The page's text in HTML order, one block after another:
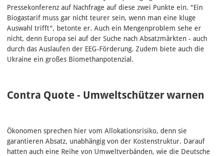
Pressekonferenz auf Nachfrage auf diese zwei Punkte ein. "Ein
Biogastarif muss gar nicht teurer sein, wenn man eine kluge
Auswahl trifft", betonte er. Auch ein Mengenproblem sehe er
nicht, denn Europa sei auf der Suche nach Absatzmärkten - auch
durch das Auslaufen der EEG-Förderung. Zudem biete auch die
Ukraine ein großes Biomethanpotenzial.
Contra Quote - Umweltschützer warnen
Ökonomen sprechen hier vom Allokationsrisiko, denn sie
garantieren Absatz, unabhängig von der Kostenstruktur. Darauf
hatten auch eine Reihe von Umweltverbänden, wie die Deutsche